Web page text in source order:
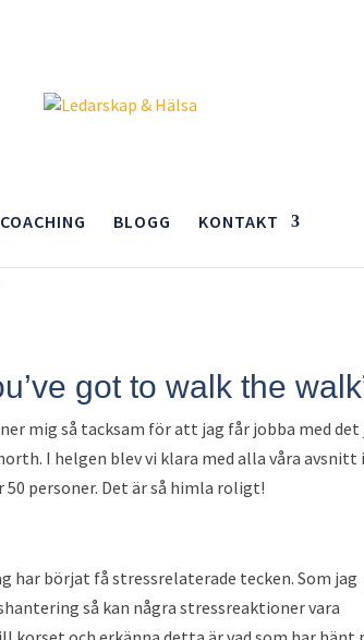
COACHING BLOGG KONTAKT
walk
got to walk the
mig så tacksam för att jag får jobba med det
I helgen blev vi klara med alla våra avsnitt
personer. Det är så himla roligt!
har börjat få stressrelaterade tecken. Som jag
så kan några stressreaktioner vara